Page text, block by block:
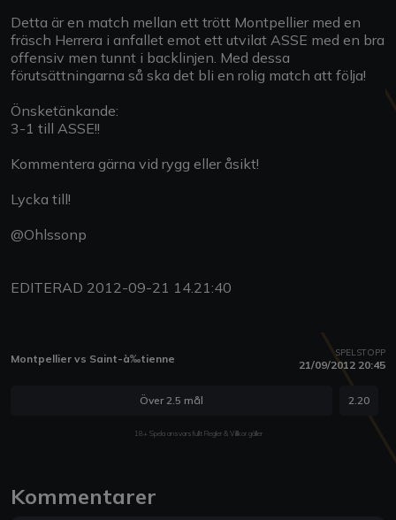
Detta är en match mellan ett trött Montpellier med en
fräsch Herrera i anfallet emot ett utvilat ASSE med en bra
offensiv men tunnt i backlinjen. Med dessa
förutsättningarna så ska det bli en rolig match att följa!
Önsketänkande:
3-1 till ASSE!!
Kommentera gärna vid rygg eller åsikt!
Lycka till!
@Ohlssonp
EDITERAD 2012-09-21 14.21:40
Montpellier vs Saint-à‰tienne SPELSTOPP
21/09/2012 20:45
Över 2.5 mål 2.20
18+ Spela ansvarsfullt Regler & Villkor gäller
Kommentarer